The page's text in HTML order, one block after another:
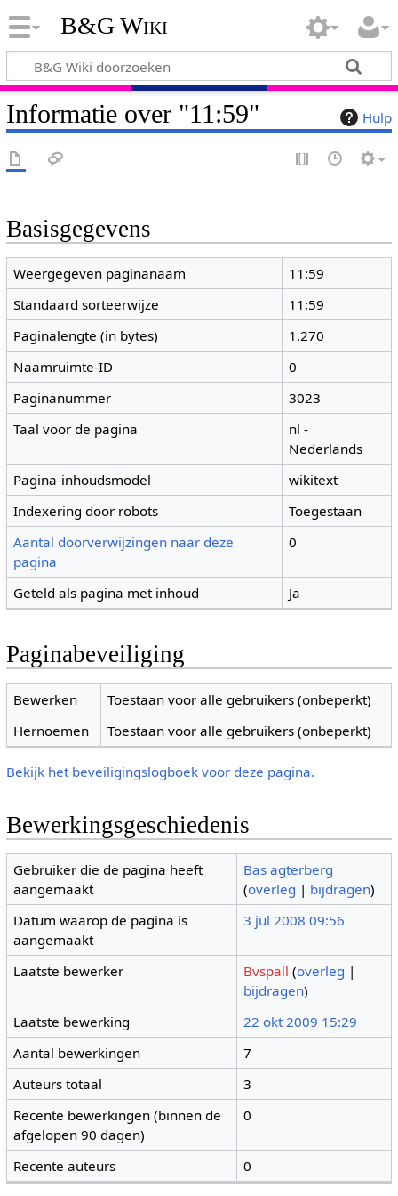
B&G Wiki
Hulp
Informatie over "11:59"
Basisgegevens
Weergegeven paginanaam
11:59
Standaard sorteerwijze
11:59
Paginalengte (in bytes)
1.270
Naamruimte-ID
0
Paginanummer
3023
Taal voor de pagina
nl -
Nederlands
Pagina-inhoudsmodel
wikitext
Indexering door robots
Toegestaan
Aantal doorverwijzingen naar deze
pagina
0
Geteld als pagina met inhoud Ja
Paginabeveiliging
Bewerken
Toestaan voor alle gebruikers (onbeperkt)
Hernoemen
Toestaan voor alle gebruikers (onbeperkt)
Bekijk het beveiligingslogboek voor deze pagina.
Bewerkingsgeschiedenis
Gebruiker die de pagina heeft
aangemaakt
Bas agterberg
(overleg | bijdragen)
Datum waarop de pagina is
aangemaakt
3 jul 2008 09:56
Laatste bewerker Bvspall (overleg |
bijdragen)
Laatste bewerking
22 okt 2009 15:29
Aantal bewerkingen
7
Auteurs totaal
3
Recente bewerkingen (binnen de
afgelopen 90 dagen)
0
Recente auteurs 0